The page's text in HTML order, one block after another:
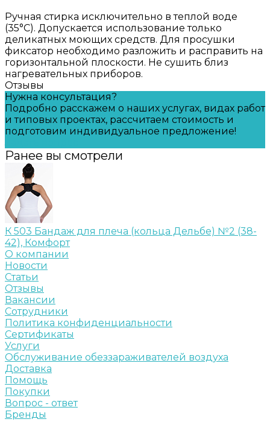
Ручная стирка исключительно в теплой воде
(35°С). Допускается использование только
деликатных моющих средств. Для просушки
фиксатор необходимо разложить и расправить на
горизонтальной плоскости. Не сушить близ
нагревательных приборов.
Отзывы
Нужна консультация?
Подробно расскажем о наших услугах, видах работ
и типовых проектах, рассчитаем стоимость и
подготовим индивидуальное предложение!
Ранее вы смотрели
К 503 Бандаж для плеча (кольца Дельбе) №2 (38-
42), Комфорт
О компании
Новости
Статьи
Отзывы
Вакансии
Сотрудники
Политика конфиденциальности
Сертификаты
Услуги
Обслуживание обеззараживателей воздуха
Доставка
Помощь
Покупки
Вопрос - ответ
Бренды